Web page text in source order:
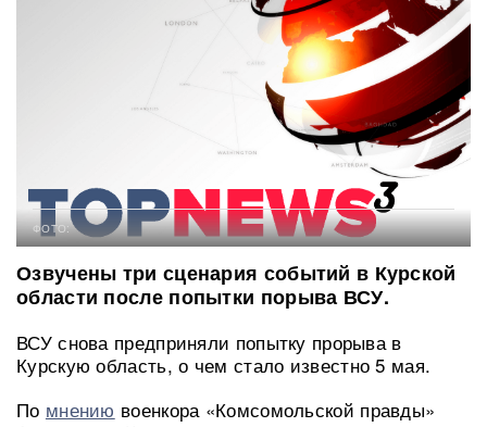
ФОТО:
Озвучены три сценария событий в Курской
области после попытки порыва ВСУ.
ВСУ снова предприняли попытку прорыва в
Курскую область, о чем стало известно 5 мая.
По мнению военкора «Комсомольской правды»